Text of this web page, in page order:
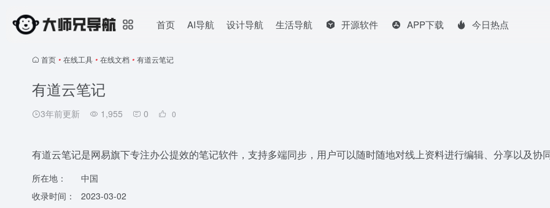
首页 AI导航 设计导航 生活导航 开源软件 APP下载 今日热点
首页 • 在线工具 • 在线文档 • 有道云笔记
有道云笔记
3年前更新 1,955 0 0
有道云笔记是网易旗下专注办公提效的笔记软件，支持多端同步，用户可以随时随地对线上资料进行编辑、分享以及协
所在地：
中国
收录时间：
2023-03-02